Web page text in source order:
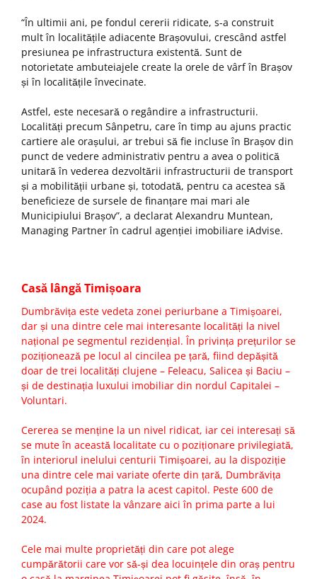
“În ultimii ani, pe fondul cererii ridicate, s-a construit
mult în localitățile adiacente Brașovului, crescând astfel
presiunea pe infrastructura existentă. Sunt de
notorietate ambuteiajele create la orele de vârf în Brașov
și în localitățile învecinate.
Astfel, este necesară o regândire a infrastructurii.
Localități precum Sânpetru, care în timp au ajuns practic
cartiere ale orașului, ar trebui să fie incluse în Brașov din
punct de vedere administrativ pentru a avea o politică
unitară în vederea dezvoltării infrastructurii de transport
și a mobilității urbane și, totodată, pentru ca acestea să
beneficieze de sursele de finanțare mai mari ale
Municipiului Brașov”, a declarat Alexandru Muntean,
Managing Partner în cadrul agenției imobiliare iAdvise.
Casă lângă Timișoara
Dumbrăvița este vedeta zonei periurbane a Timișoarei,
dar și una dintre cele mai interesante localități la nivel
național pe segmentul rezidențial. În privința prețurilor se
poziționează pe locul al cincilea pe țară, fiind depășită
doar de trei localități clujene – Feleacu, Salicea și Baciu –
și de destinația luxului imobiliar din nordul Capitalei –
Voluntari.
Cererea se menține la un nivel ridicat, iar cei interesați să
se mute în această localitate cu o poziționare privilegiată,
în interiorul inelului centurii Timișoarei, au la dispoziție
una dintre cele mai variate oferte din țară, Dumbrăvița
ocupând poziția a patra la acest capitol. Peste 600 de
case au fost listate la vânzare aici în prima parte a lui
2024.
Cele mai multe proprietăți din care pot alege
cumpărătorii care vor să-și dea locuințele din oraș pentru